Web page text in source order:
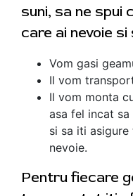
suni, sa ne spui
care ai nevoie
Vom gasi
Il vom
Il vom monta
asa fel incat
si sa iti
nevoie.
Pentru fiecare